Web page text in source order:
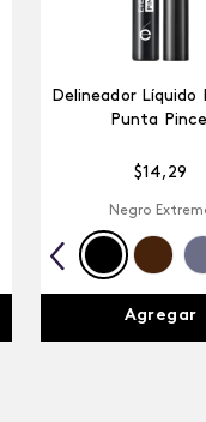
Delineador Líquido
Punta Pincel
$14, 29
Negro
Agregar